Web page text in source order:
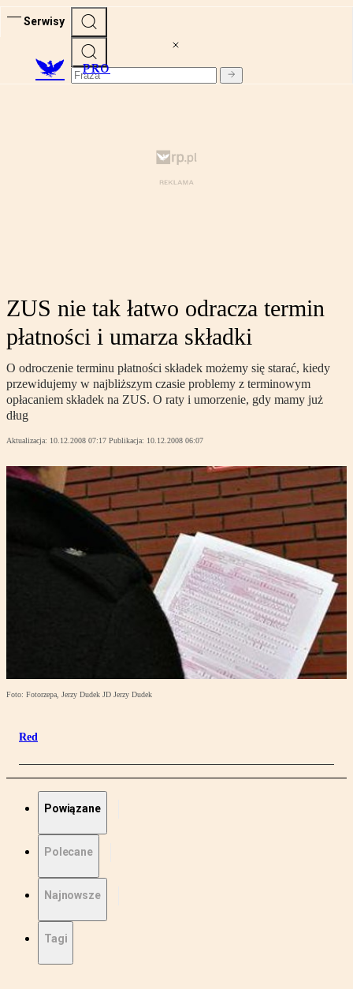
Serwisy
PRO
ZUS nie tak łatwo odracza termin
płatności i umarza składki
O odroczenie terminu płatności składek możemy się starać, kiedy
przewidujemy w najbliższym czasie problemy z terminowym
opłacaniem składek na ZUS. O raty i umorzenie, gdy mamy już
dług
Aktualizacja: 10.12.2008 07:17 Publikacja: 10.12.2008 06:07
Foto: Fotorzepa, Jerzy Dudek JD Jerzy Dudek
Red
Powiązane
Polecane
Najnowsze
Tagi